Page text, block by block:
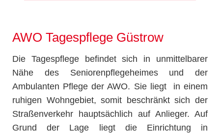
AWO Tagespflege Güstrow
Die Tagespflege befindet sich in unmittelbarer
Nähe des Seniorenpflegeheimes und der
Ambulanten Pflege der AWO. Sie liegt in einem
ruhigen Wohngebiet, somit beschränkt sich der
Straßenverkehr hauptsächlich auf Anlieger. Auf
Grund der Lage liegt die Einrichtung in